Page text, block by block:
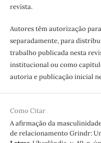
revista.
Autores têm autorização
separadamente, para
trabalho publicada nesta
institucional ou como
autoria e publicação inicial
Como Citar
A afirmação da
de relacionamento Grindr: